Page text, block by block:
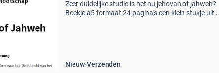
Zeer duidelijke studie is het nu jehovah of jahweh?
Boekje a5 formaat 24 pagina's een klein stukje uit
Nieuw Verzenden